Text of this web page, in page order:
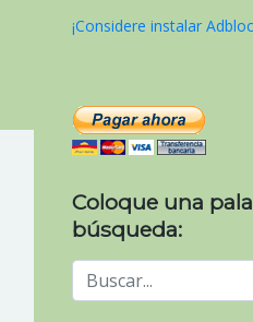
¡Considere instalar
Coloque una
búsqueda: